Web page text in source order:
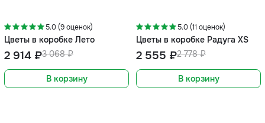
5.0 (9 оценок)
Цветы в коробке Лето
3 068 ₽
2 914 ₽
В корзину
5.0 (11 оценок)
Цветы в коробке Радуга XS
2 778 ₽
2 555 ₽
В корзину